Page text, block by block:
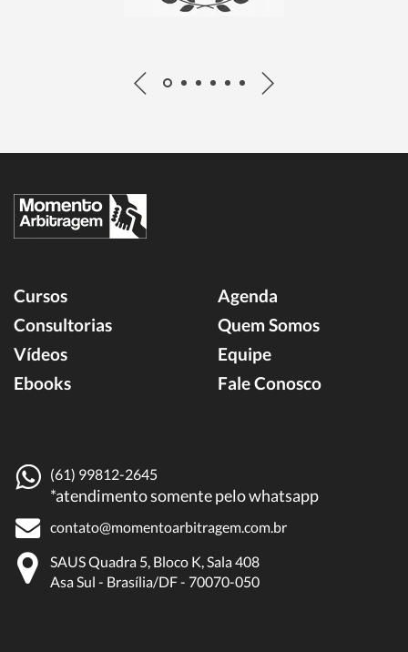
Cursos
Consultorias
Vídeos
Ebooks
Agenda
Quem Somos
Equipe
Fale Conosco
(61) 99812-2645
*atendimento somente pelo whatsapp
contato@momentoarbitragem.com.br
SAUS Quadra 5, Bloco K, Sala 408
Asa Sul - Brasília/DF - 70070-050